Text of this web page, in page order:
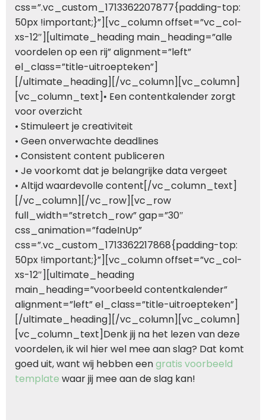
css=”.vc_custom_1713362207877{padding-top:
50px !important;}”][vc_column offset=”vc_col-
xs-12″][ultimate_heading main_heading=”alle
voordelen op een rij” alignment=”left”
el_class=”title-uitroepteken”]
[/ultimate_heading][/vc_column][vc_column]
[vc_column_text]• Een contentkalender zorgt
voor overzicht
• Stimuleert je creativiteit
• Geen onverwachte deadlines
• Consistent content publiceren
• Je voorkomt dat je belangrijke data vergeet
• Altijd waardevolle content[/vc_column_text]
[/vc_column][/vc_row][vc_row
full_width=”stretch_row” gap=”30″
css_animation=”fadeInUp”
css=”.vc_custom_1713362217868{padding-top:
50px !important;}”][vc_column offset=”vc_col-
xs-12″][ultimate_heading
main_heading=”voorbeeld contentkalender”
alignment=”left” el_class=”title-uitroepteken”]
[/ultimate_heading][/vc_column][vc_column]
[vc_column_text]Denk jij na het lezen van deze
voordelen, ik wil hier wel mee aan slag? Dat komt
goed uit, want wij hebben eengratis voorbeeld
template waar jij mee aan de slag kan!